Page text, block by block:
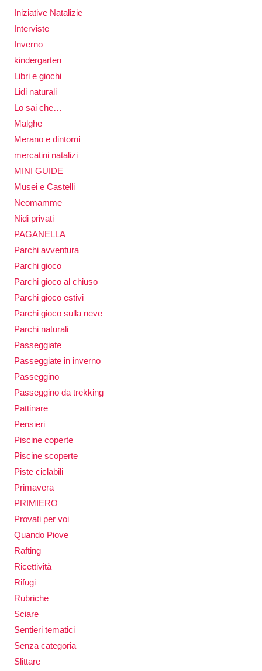
Iniziative Natalizie
Interviste
Inverno
kindergarten
Libri e giochi
Lidi naturali
Lo sai che…
Malghe
Merano e dintorni
mercatini natalizi
MINI GUIDE
Musei e Castelli
Neomamme
Nidi privati
PAGANELLA
Parchi avventura
Parchi gioco
Parchi gioco al chiuso
Parchi gioco estivi
Parchi gioco sulla neve
Parchi naturali
Passeggiate
Passeggiate in inverno
Passeggino
Passeggino da trekking
Pattinare
Pensieri
Piscine coperte
Piscine scoperte
Piste ciclabili
Primavera
PRIMIERO
Provati per voi
Quando Piove
Rafting
Ricettività
Rifugi
Rubriche
Sciare
Sentieri tematici
Senza categoria
Slittare